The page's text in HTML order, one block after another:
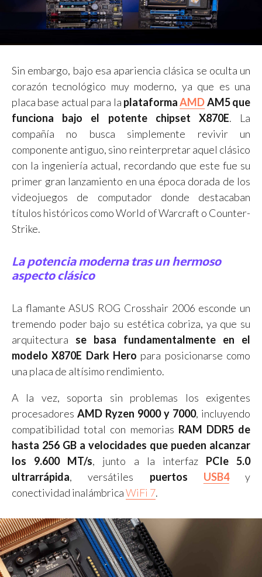
Sin embargo, bajo esa apariencia clásica se oculta un
corazón tecnológico muy moderno, ya que es una
placa base actual para la plataformaAMDAM5 que
funciona bajo el potente chipset X870E. La
compañía no busca simplemente revivir un
componente antiguo, sino reinterpretar aquel clásico
con la ingeniería actual, recordando que este fue su
primer gran lanzamiento en una época dorada de los
videojuegos de computador donde destacaban
títulos históricos como World of Warcraft o Counter-
Strike.
La potencia moderna tras un hermoso
aspecto clásico
La flamante ASUS ROG Crosshair 2006 esconde un
tremendo poder bajo su estética cobriza, ya que su
arquitectura se basa fundamentalmente en el
modelo X870E Dark Hero para posicionarse como
una placa de altísimo rendimiento.
A la vez, soporta sin problemas los exigentes
procesadores AMD Ryzen 9000 y 7000, incluyendo
compatibilidad total con memorias RAM DDR5 de
hasta 256 GB a velocidades que pueden alcanzar
los 9.600 MT/s, junto a la interfaz PCIe 5.0
ultrarrápida, versátiles puertos USB4y
conectividad inalámbricaWiFi 7.